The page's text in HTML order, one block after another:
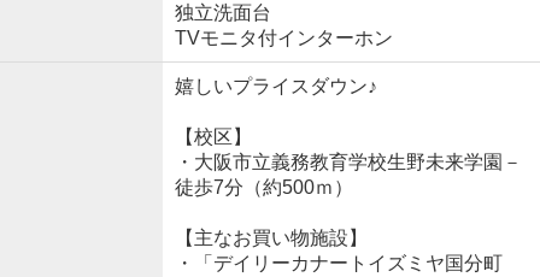
独立洗面台
TVモニタ付インターホン
嬉しいプライスダウン♪
【校区】
・大阪市立義務教育学校生野未来学園－
徒歩7分（約500ｍ）
【主なお買い物施設】
・「デイリーカナートイズミヤ国分町